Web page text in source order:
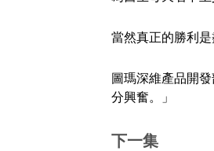
當然真正的勝利
圖瑪深維產品開
分興奮。」
下一集